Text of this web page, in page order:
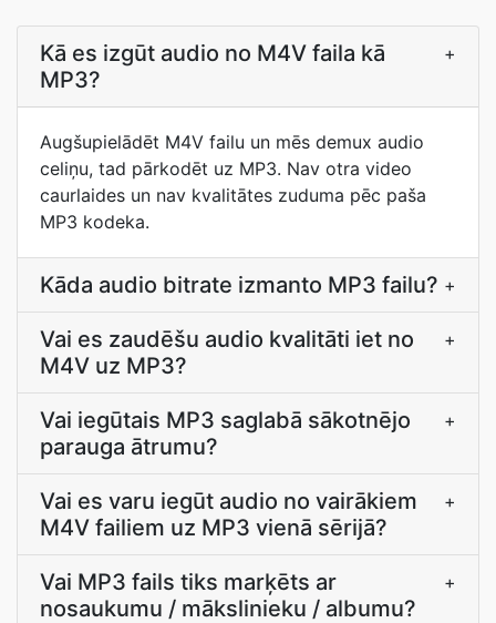
Kā es izgūt audio no M4V faila kā
MP3?
+
Augšupielādēt M4V failu un mēs demux audio
celiņu, tad pārkodēt uz MP3. Nav otra video
caurlaides un nav kvalitātes zuduma pēc paša
MP3 kodeka.
Kāda audio bitrate izmanto MP3 failu? +
Vai es zaudēšu audio kvalitāti iet no
M4V uz MP3?
+
Vai iegūtais MP3 saglabā sākotnējo
parauga ātrumu?
+
Vai es varu iegūt audio no vairākiem
M4V failiem uz MP3 vienā sērijā?
+
Vai MP3 fails tiks marķēts ar
nosaukumu / mākslinieku / albumu?
+